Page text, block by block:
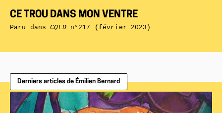
CE TROU DANS MON VENTRE
Paru dansCQFDn°217 (février 2023)
Derniers articles de Émilien Bernard